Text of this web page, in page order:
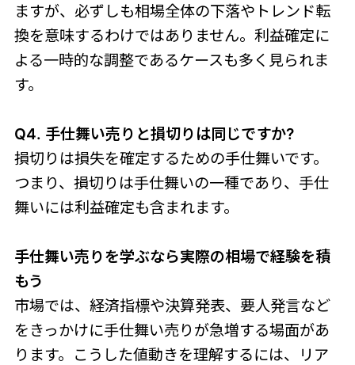
ますが、必ずしも相場全体の下落やトレンド転
換を意味するわけではありません。利益確定に
よる一時的な調整であるケースも多く見られま
す。
Q4. 手仕舞い売りと損切りは同じですか?
損切りは損失を確定するための手仕舞いです。
つまり、損切りは手仕舞いの一種であり、手仕
舞いには利益確定も含まれます。
手仕舞い売りを学ぶなら実際の相場で経験を積
もう
市場では、経済指標や決算発表、要人発言など
をきっかけに手仕舞い売りが急増する場面があ
ります。こうした値動きを理解するには、リア